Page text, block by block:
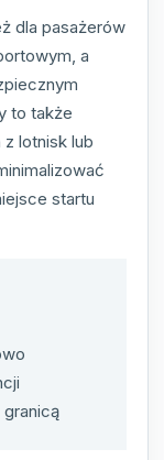
dla pasażerów
a
to także
lotnisk lub
startu